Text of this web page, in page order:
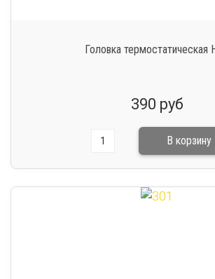
Головка термостатическая
390 руб